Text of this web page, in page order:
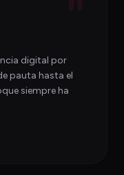
digital por
pauta hasta el
siempre ha